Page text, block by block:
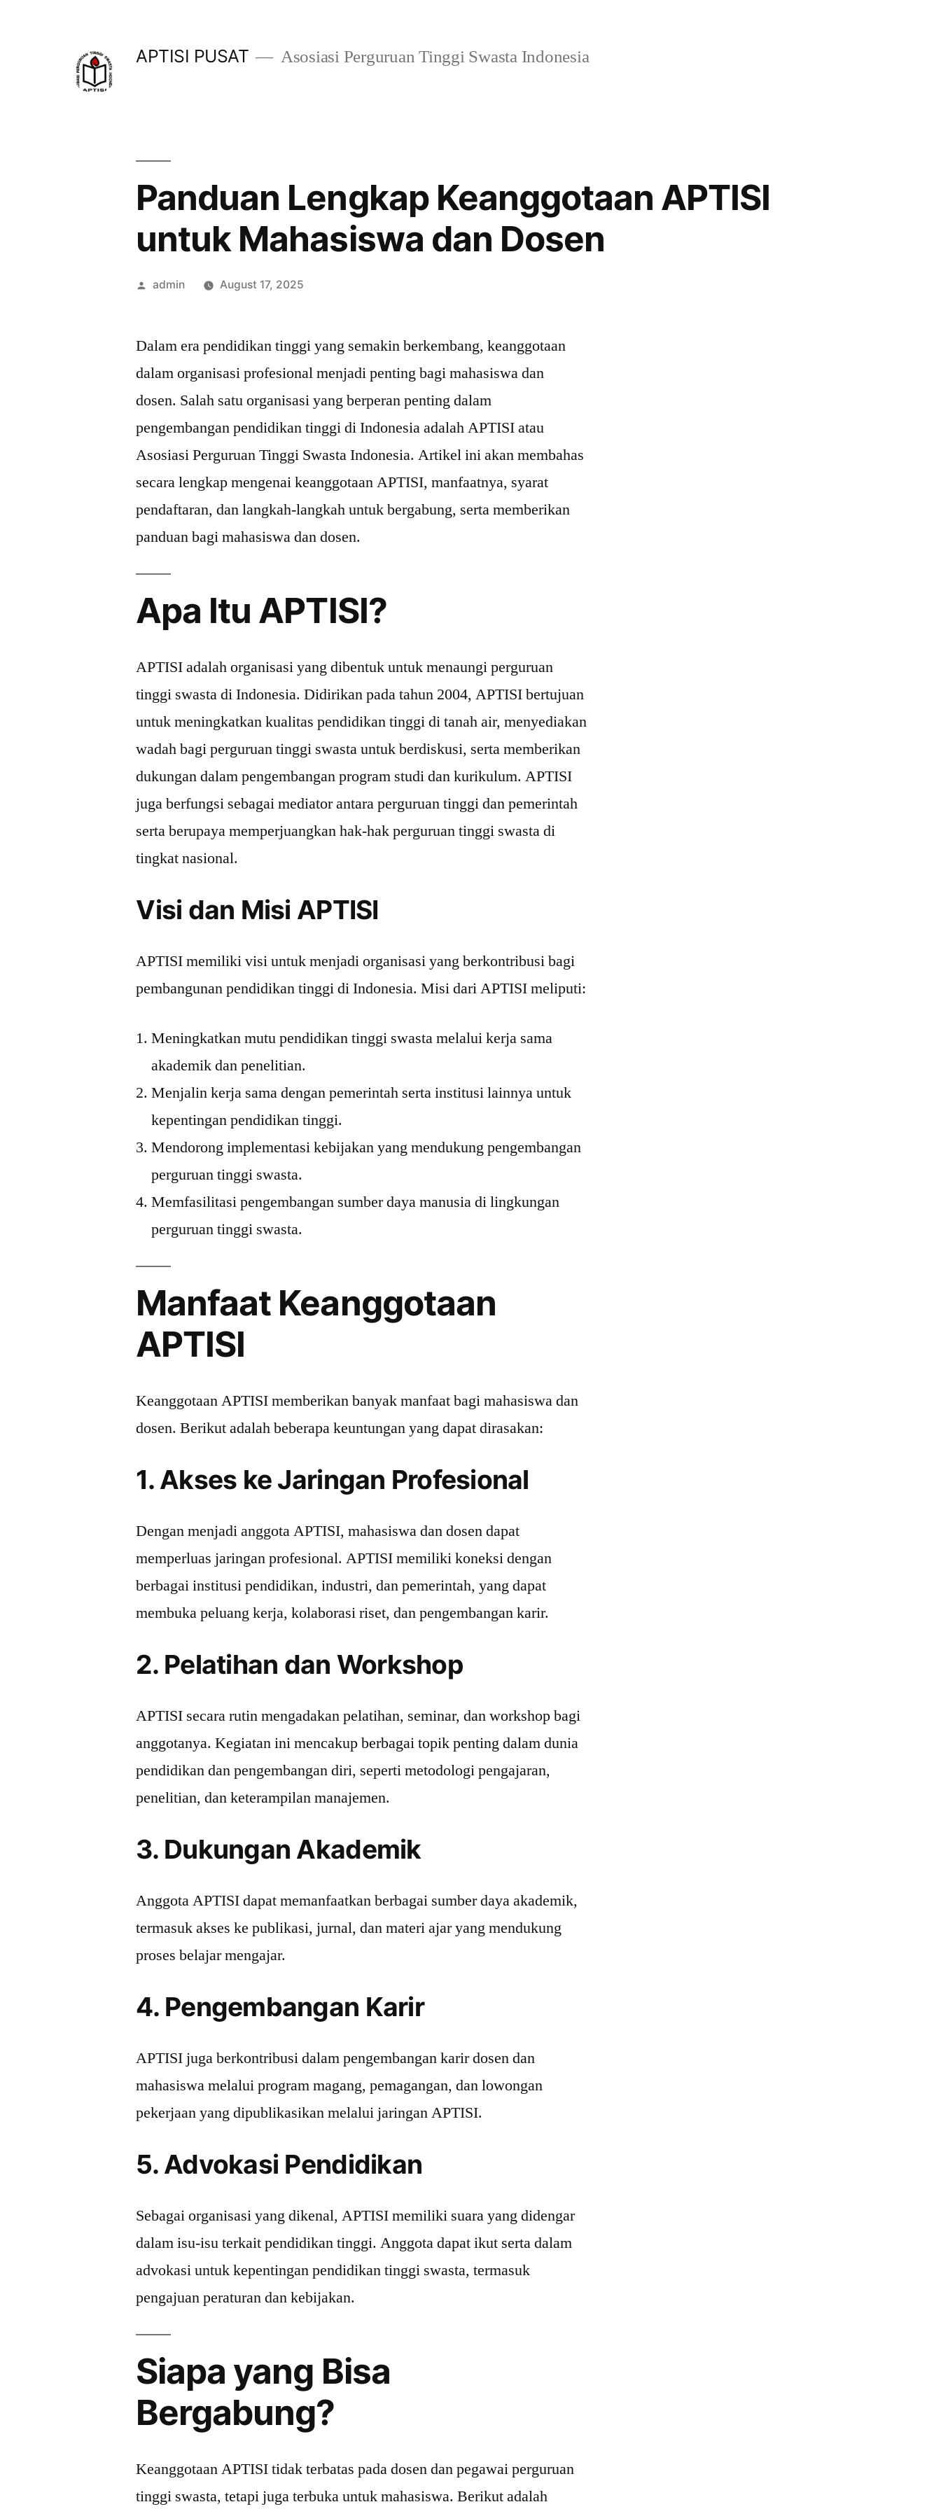
APTISI PUSAT Asosiasi Perguruan Tinggi Swasta Indonesia
Panduan Lengkap Keanggotaan APTISI
untuk Mahasiswa dan Dosen
Posted
admin August 17, 2025
Dalam era pendidikan tinggi yang semakin berkembang, keanggotaan
dalam organisasi profesional menjadi penting bagi mahasiswa dan
dosen. Salah satu organisasi yang berperan penting dalam
pengembangan pendidikan tinggi di Indonesia adalah APTISI atau
Asosiasi Perguruan Tinggi Swasta Indonesia. Artikel ini akan membahas
secara lengkap mengenai keanggotaan APTISI, manfaatnya, syarat
pendaftaran, dan langkah-langkah untuk bergabung, serta memberikan
panduan bagi mahasiswa dan dosen.
Apa Itu APTISI?
APTISI adalah organisasi yang dibentuk untuk menaungi perguruan
tinggi swasta di Indonesia. Didirikan pada tahun 2004, APTISI bertujuan
untuk meningkatkan kualitas pendidikan tinggi di tanah air, menyediakan
wadah bagi perguruan tinggi swasta untuk berdiskusi, serta memberikan
dukungan dalam pengembangan program studi dan kurikulum. APTISI
juga berfungsi sebagai mediator antara perguruan tinggi dan pemerintah
serta berupaya memperjuangkan hak-hak perguruan tinggi swasta di
tingkat nasional.
Visi dan Misi APTISI
APTISI memiliki visi untuk menjadi organisasi yang berkontribusi bagi
pembangunan pendidikan tinggi di Indonesia. Misi dari APTISI meliputi:
Meningkatkan mutu pendidikan tinggi swasta melalui kerja sama
akademik dan penelitian.
Menjalin kerja sama dengan pemerintah serta institusi lainnya untuk
kepentingan pendidikan tinggi.
Mendorong implementasi kebijakan yang mendukung pengembangan
perguruan tinggi swasta.
Memfasilitasi pengembangan sumber daya manusia di lingkungan
perguruan tinggi swasta.
Manfaat Keanggotaan
APTISI
Keanggotaan APTISI memberikan banyak manfaat bagi mahasiswa dan
dosen. Berikut adalah beberapa keuntungan yang dapat dirasakan:
1. Akses ke Jaringan Profesional
Dengan menjadi anggota APTISI, mahasiswa dan dosen dapat
memperluas jaringan profesional. APTISI memiliki koneksi dengan
berbagai institusi pendidikan, industri, dan pemerintah, yang dapat
membuka peluang kerja, kolaborasi riset, dan pengembangan karir.
2. Pelatihan dan Workshop
APTISI secara rutin mengadakan pelatihan, seminar, dan workshop bagi
anggotanya. Kegiatan ini mencakup berbagai topik penting dalam dunia
pendidikan dan pengembangan diri, seperti metodologi pengajaran,
penelitian, dan keterampilan manajemen.
3. Dukungan Akademik
Anggota APTISI dapat memanfaatkan berbagai sumber daya akademik,
termasuk akses ke publikasi, jurnal, dan materi ajar yang mendukung
proses belajar mengajar.
4. Pengembangan Karir
APTISI juga berkontribusi dalam pengembangan karir dosen dan
mahasiswa melalui program magang, pemagangan, dan lowongan
pekerjaan yang dipublikasikan melalui jaringan APTISI.
5. Advokasi Pendidikan
Sebagai organisasi yang dikenal, APTISI memiliki suara yang didengar
dalam isu-isu terkait pendidikan tinggi. Anggota dapat ikut serta dalam
advokasi untuk kepentingan pendidikan tinggi swasta, termasuk
pengajuan peraturan dan kebijakan.
Siapa yang Bisa
Bergabung?
Keanggotaan APTISI tidak terbatas pada dosen dan pegawai perguruan
tinggi swasta, tetapi juga terbuka untuk mahasiswa. Berikut adalah